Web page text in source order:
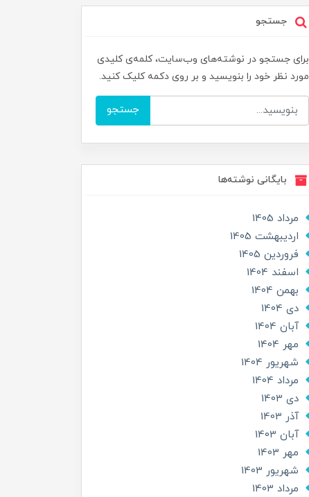
جستجو
برای جستجو در نوشته‌های وب‌سایت، کلمه‌ی کلیدی
مورد نظر خود را بنویسید و بر روی دکمه کلیک کنید.
جستجو
بایگانی نوشته‌ها
مرداد 1405
ارديبهشت 1405
فروردین 1405
اسفند 1404
بهمن 1404
دی 1404
آبان 1404
مهر 1404
شهریور 1404
مرداد 1404
دی 1403
آذر 1403
آبان 1403
مهر 1403
شهریور 1403
مرداد 1403